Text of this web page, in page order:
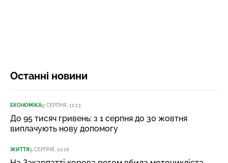
Останні новини
ЕКОНОМІКА9 СЕРПНЯ, 11:13
До 95 тисяч гривень: з 1 серпня до 30 жовтня
виплачують нову допомогу
ЖИТТЯ9 СЕРПНЯ, 10:16